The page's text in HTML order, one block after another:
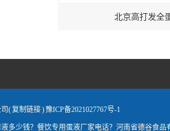
北京高打发全
(复制链接)豫ICP备2021027767号-1
多少钱？餐饮专用蛋液厂家电话？河南省德谷食